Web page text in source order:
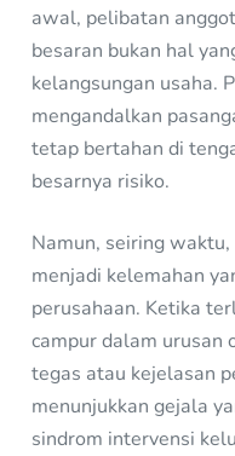
awal, pelibatan
besaran bukan hal
kelangsungan usaha.
mengandalkan
tetap bertahan di
besarnya risiko.
Namun, seiring
menjadi kelemahan
perusahaan. Ketika
campur dalam urusan
tegas atau kejelasan
menunjukkan gejala
sindrom intervensi